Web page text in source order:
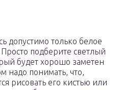
допустимо только белое
подберите светлый
будет хорошо заметен
надо понимать, что,
рисовать его кистью или